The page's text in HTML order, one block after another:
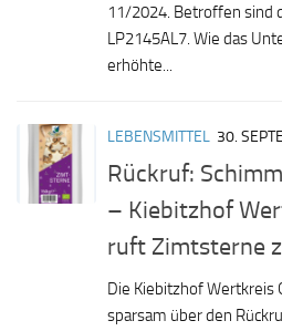
11/2024. Betroffen sind
LP2145AL7. Wie das
erhöhte...
LEBENSMITTEL 30.
Rückruf:
– Kiebitzhof
ruft Zimtsterne
Die Kiebitzhof Wertkreis
sparsam über den